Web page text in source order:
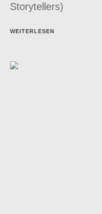
Storytellers)
WEITERLESEN